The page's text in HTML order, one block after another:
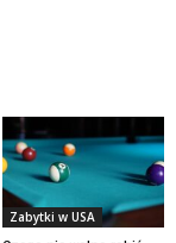
Zabytki w USA